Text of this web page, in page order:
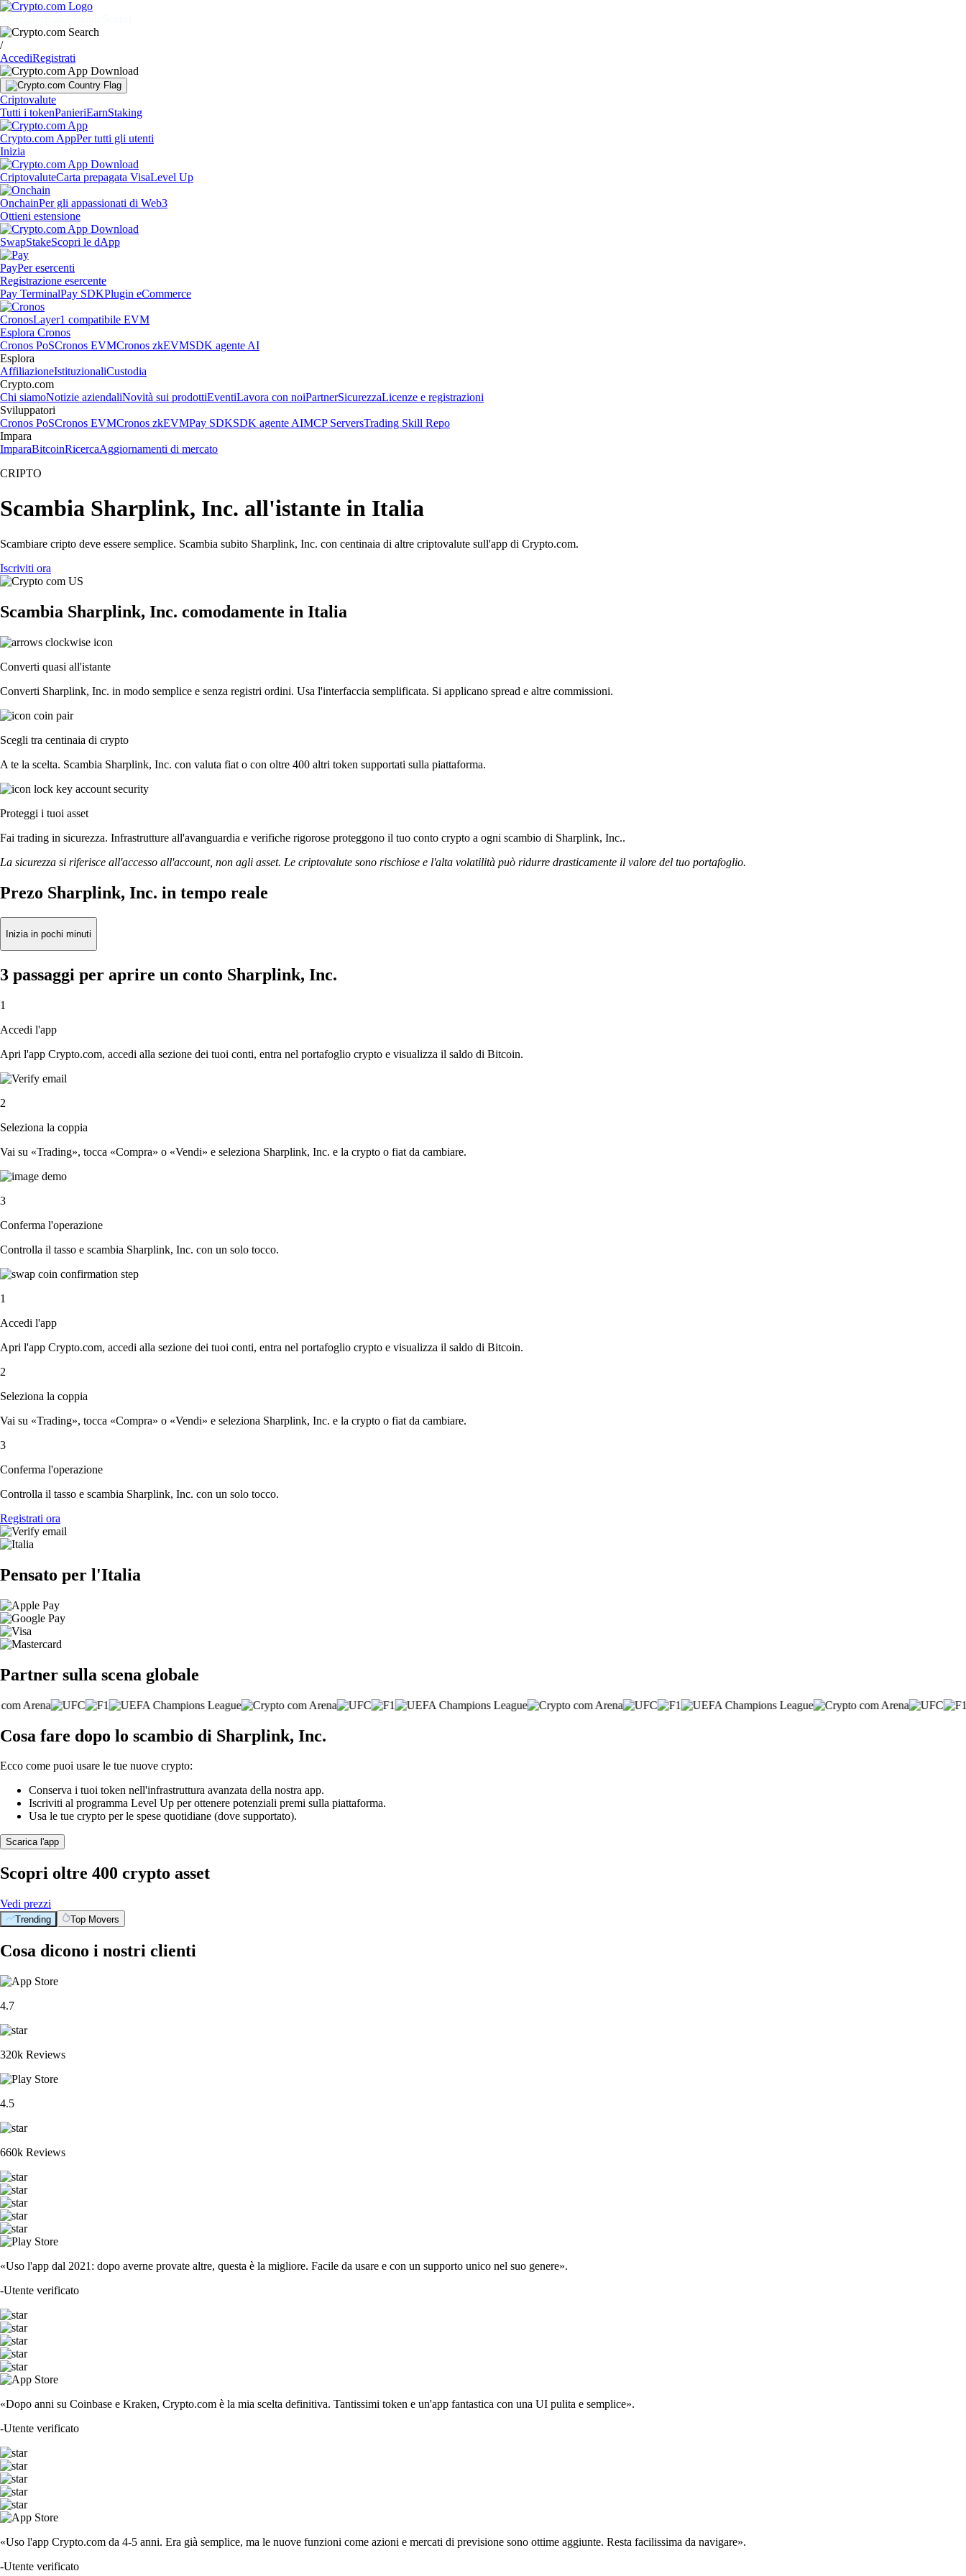
/
AccediRegistrati
Criptovalute
Tutti i tokenPanieriEarnStaking
Crypto.com AppPer tutti gli utenti
Inizia
CriptovaluteCarta prepagata VisaLevel Up
OnchainPer gli appassionati di Web3
Ottieni estensione
SwapStakeScopri le dApp
PayPer esercenti
Registrazione esercente
Pay TerminalPay SDKPlugin eCommerce
CronosLayer1 compatibile EVM
Esplora Cronos
Cronos PoSCronos EVMCronos zkEVMSDK agente AI
Esplora
AffiliazioneIstituzionaliCustodia
Crypto.com
Chi siamoNotizie aziendaliNovità sui prodottiEventiLavora con noiPartnerSicurezzaLicenze e registrazioni
Sviluppatori
Cronos PoSCronos EVMCronos zkEVMPay SDKSDK agente AIMCP ServersTrading Skill Repo
Impara
ImparaBitcoinRicercaAggiornamenti di mercato
CRIPTO
Scambia Sharplink, Inc. all'istante in Italia
Scambiare cripto deve essere semplice. Scambia subito Sharplink, Inc. con centinaia di altre criptovalute sull'app di Crypto.com.
Iscriviti ora
Scambia Sharplink, Inc. comodamente in Italia
Converti quasi all'istante
Converti Sharplink, Inc. in modo semplice e senza registri ordini. Usa l'interfaccia semplificata. Si applicano spread e altre commissioni.
Scegli tra centinaia di crypto
A te la scelta. Scambia Sharplink, Inc. con valuta fiat o con oltre 400 altri token supportati sulla piattaforma.
Proteggi i tuoi asset
Fai trading in sicurezza. Infrastrutture all'avanguardia e verifiche rigorose proteggono il tuo conto crypto a ogni scambio di Sharplink, Inc..
La sicurezza si riferisce all'accesso all'account, non agli asset. Le criptovalute sono rischiose e l'alta volatilità può ridurre drasticamente il valore del tuo portafoglio.
Prezo Sharplink, Inc. in tempo reale
Inizia in pochi minuti
3 passaggi per aprire un conto Sharplink, Inc.
1
Accedi l'app
Apri l'app Crypto.com, accedi alla sezione dei tuoi conti, entra nel portafoglio crypto e visualizza il saldo di Bitcoin.
2
Seleziona la coppia
Vai su «Trading», tocca «Compra» o «Vendi» e seleziona Sharplink, Inc. e la crypto o fiat da cambiare.
3
Conferma l'operazione
Controlla il tasso e scambia Sharplink, Inc. con un solo tocco.
1
Accedi l'app
Apri l'app Crypto.com, accedi alla sezione dei tuoi conti, entra nel portafoglio crypto e visualizza il saldo di Bitcoin.
2
Seleziona la coppia
Vai su «Trading», tocca «Compra» o «Vendi» e seleziona Sharplink, Inc. e la crypto o fiat da cambiare.
3
Conferma l'operazione
Controlla il tasso e scambia Sharplink, Inc. con un solo tocco.
Registrati ora
Pensato per l'Italia
Partner sulla scena globale
Cosa fare dopo lo scambio di Sharplink, Inc.
Ecco come puoi usare le tue nuove crypto:
Conserva i tuoi token nell'infrastruttura avanzata della nostra app.
Iscriviti al programma Level Up per ottenere potenziali premi sulla piattaforma.
Usa le tue crypto per le spese quotidiane (dove supportato).
Scarica l'app
Scopri oltre 400 crypto asset
Vedi prezzi
Trending Top Movers
Cosa dicono i nostri clienti
4.7
320k Reviews
4.5
660k Reviews
«Uso l'app dal 2021: dopo averne provate altre, questa è la migliore. Facile da usare e con un supporto unico nel suo genere».
-Utente verificato
«Dopo anni su Coinbase e Kraken, Crypto.com è la mia scelta definitiva. Tantissimi token e un'app fantastica con una UI pulita e semplice».
-Utente verificato
«Uso l'app Crypto.com da 4-5 anni. Era già semplice, ma le nuove funzioni come azioni e mercati di previsione sono ottime aggiunte. Resta facilissima da navigare».
-Utente verificato